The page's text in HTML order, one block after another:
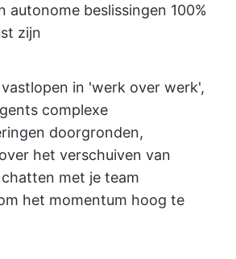
autonome beslissingen 100%
zijn
in 'werk over werk',
complexe
doorgronden,
het verschuiven van
met je team
het momentum hoog te